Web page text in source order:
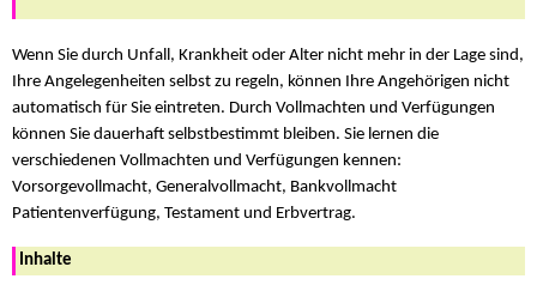
Wenn Sie durch Unfall, Krankheit oder Alter nicht mehr in der Lage sind,
Ihre Angelegenheiten selbst zu regeln, können Ihre Angehörigen nicht
automatisch für Sie eintreten. Durch Vollmachten und Verfügungen
können Sie dauerhaft selbstbestimmt bleiben. Sie lernen die
verschiedenen Vollmachten und Verfügungen kennen:
Vorsorgevollmacht, Generalvollmacht, Bankvollmacht
Patientenverfügung, Testament und Erbvertrag.
Inhalte